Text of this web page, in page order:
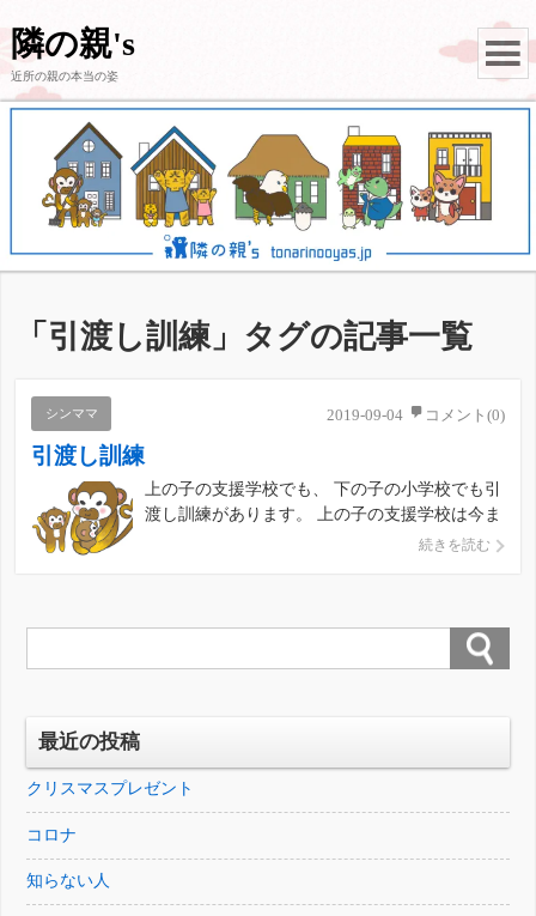
隣の親's
近所の親の本当の姿
「 引渡し訓練」タグの記事一覧
シンママ 2019-09-04 コメント(0)
引渡し訓練
上の子の支援学校でも、 下の子の小学校でも引
渡し訓練があります。 上の子の支援学校は今ま
でうるさくなかったから、 行ったことありませ
続きを読む
最近の投稿
クリスマスプレゼント
コロナ
知らない人